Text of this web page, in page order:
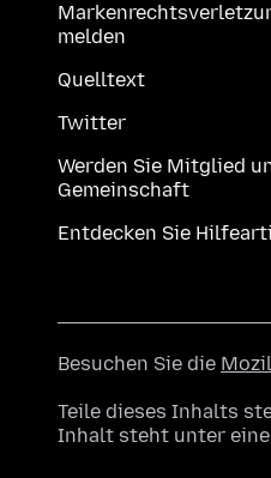
melden
Quelltext
Twitter
Werden Sie Mitglied
Gemeinschaft
Entdecken Sie
Besuchen Sie die
Teile dieses Inhalts
Inhalt steht unter